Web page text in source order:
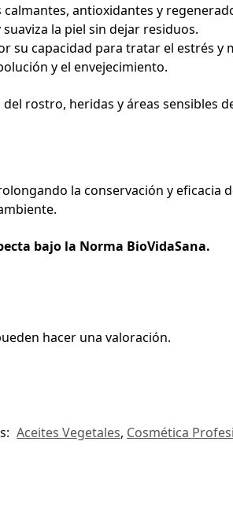
antioxidantes y
la piel sin dejar residuos.
su capacidad para tratar el estrés y
y el envejecimiento.
rostro, heridas y áreas sensibles
la conservación y eficacia
bajo la Norma BioVidaSana.
hacer una valoración.
Aceites Vegetales, Cosmética